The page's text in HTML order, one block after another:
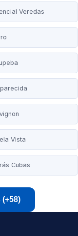
Veredas
Vista
Cubas